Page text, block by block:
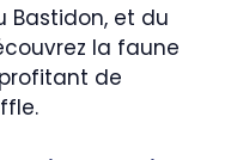
Bastidon, et du
la faune
de